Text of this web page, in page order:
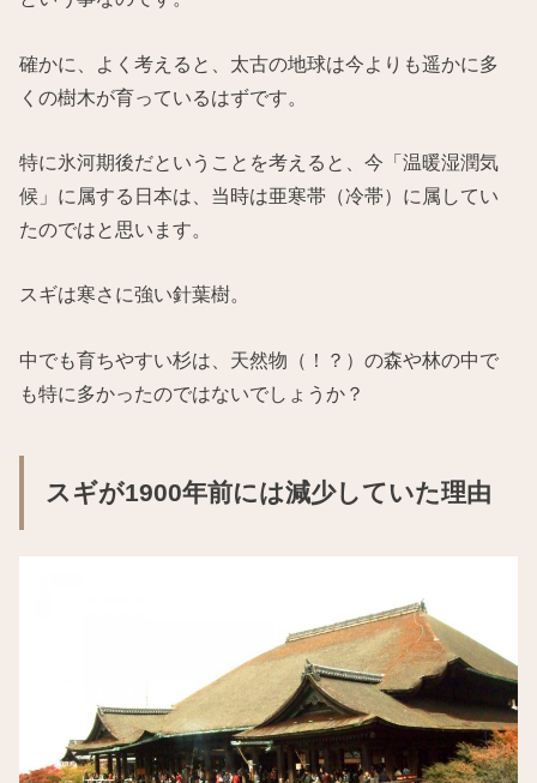
確かに、よく考えると、太古の地球は今よりも遥かに多
くの樹木が育っているはずです。
特に氷河期後だということを考えると、今「温暖湿潤気
候」に属する日本は、当時は亜寒帯（冷帯）に属してい
たのではと思います。
スギは寒さに強い針葉樹。
中でも育ちやすい杉は、天然物（！？）の森や林の中で
も特に多かったのではないでしょうか？
スギが1900年前には減少していた理由